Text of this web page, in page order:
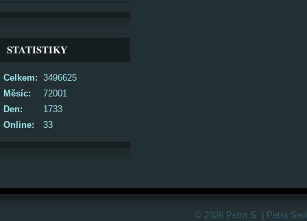
STATISTIKY
Online: 33
Celkem: 3496625
Měsíc:
72001
Den:
1733
© 2026 Petra S. | Petra